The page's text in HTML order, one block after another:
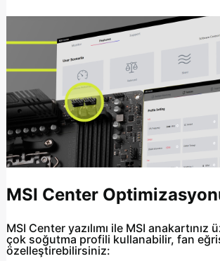
MSI Center
MSI Center yazılımı ile MSI
çok soğutma profili kullanabilir, fan
özelleştirebilirsiniz: